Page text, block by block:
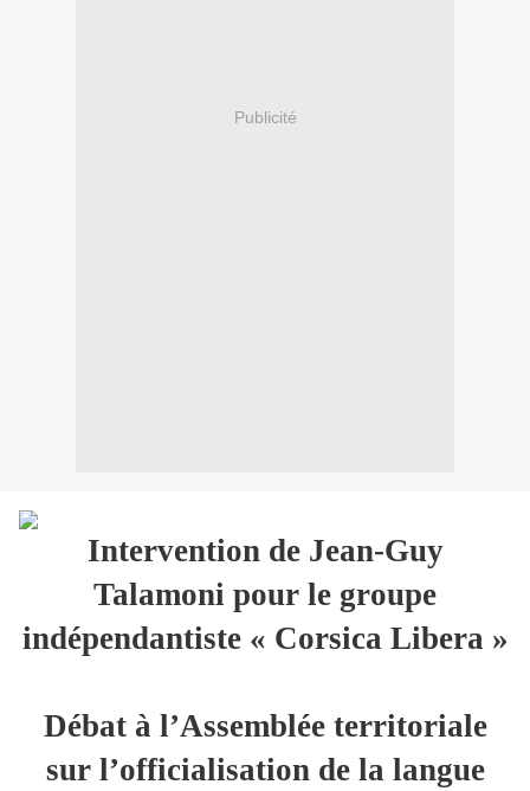
Publicité
Intervention de Jean-Guy
Talamoni pour le groupe
indépendantiste « Corsica Libera »
Débat à l’Assemblée territoriale
sur l’officialisation de la langue